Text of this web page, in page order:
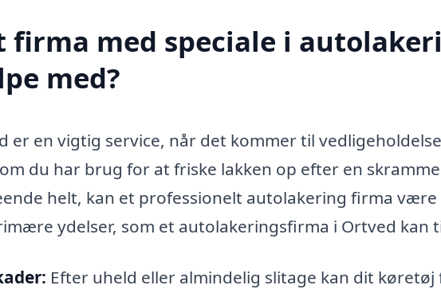
firma med speciale i
med?
er en vigtig service, når det kommer til
du har brug for at friske lakken op efter en
helt, kan et professionelt autolakering firma
ydelser, som et autolakeringsfirma i Ortved kan
Efter uheld eller almindelig slitage kan dit køretøj